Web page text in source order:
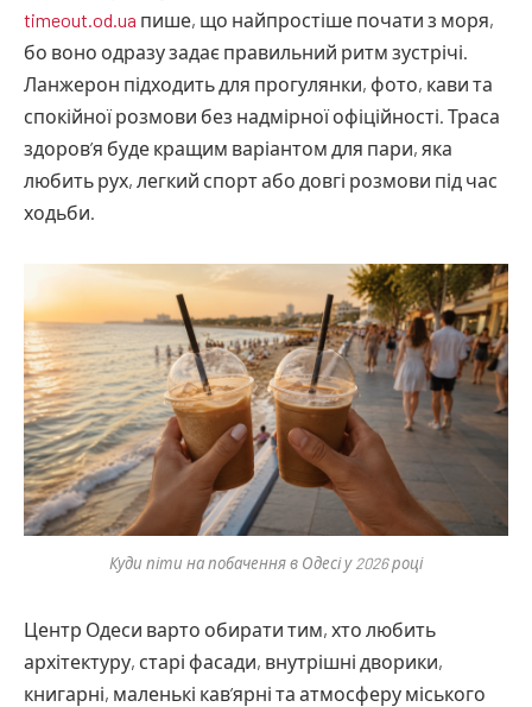
timeout.od.ua пише, що найпростіше почати з моря,
бо воно одразу задає правильний ритм зустрічі.
Ланжерон підходить для прогулянки, фото, кави та
спокійної розмови без надмірної офіційності. Траса
здоров’я буде кращим варіантом для пари, яка
любить рух, легкий спорт або довгі розмови під час
ходьби.
Куди піти на побачення в Одесі у 2026 році
Центр Одеси варто обирати тим, хто любить
архітектуру, старі фасади, внутрішні дворики,
книгарні, маленькі кав’ярні та атмосферу міського